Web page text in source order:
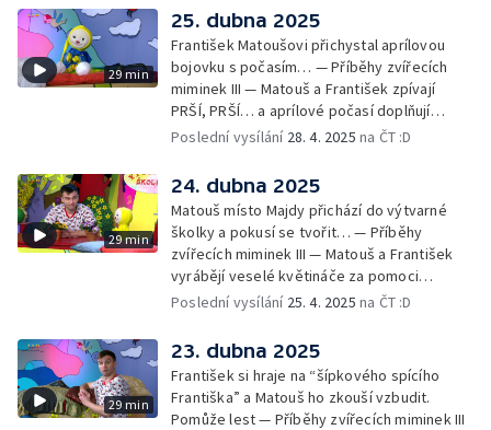
Cvoček astronautem — Obrázky a
rozloučení
29 min
25. dubna 2025
František Matoušovi přichystal aprílovou
bojovku s počasím… — Příběhy zvířecích
miminek III — Matouš a František zpívají
PRŠÍ, PRŠÍ… a aprílové počasí doplňují
deštěm… — Cvoček astronautem —
Poslední vysílání 28. 4. 2025 na ČT :D
29 min
24. dubna 2025
Matouš místo Majdy přichází do výtvarné
školky a pokusí se tvořit… — Příběhy
zvířecích miminek III — Matouš a František
vyrábějí veselé květináče za pomoci
skořápek z velikonočních vajíček… —
obrázky + rozloučení
Poslední vysílání 25. 4. 2025 na ČT :D
29 min
23. dubna 2025
František si hraje na “šípkového spícího
Františka” a Matouš ho zkouší vzbudit.
Pomůže lest — Příběhy zvířecích miminek III